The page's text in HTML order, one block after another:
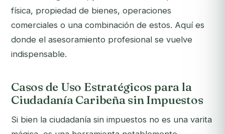
física, propiedad de bienes, operaciones
comerciales o una combinación de estos. Aquí es
donde el asesoramiento profesional se vuelve
indispensable.
Casos de Uso Estratégicos para la
Ciudadanía Caribeña sin Impuestos
Si bien la ciudadanía sin impuestos no es una varita